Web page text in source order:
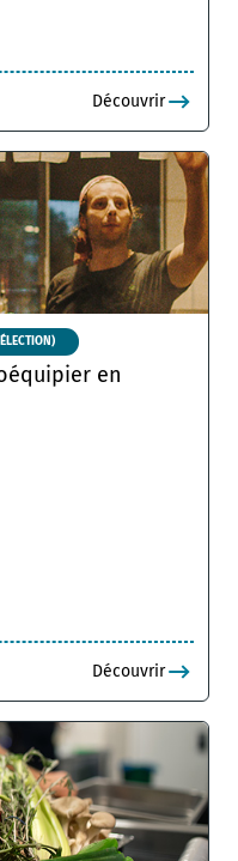
Découvrir
en
Découvrir